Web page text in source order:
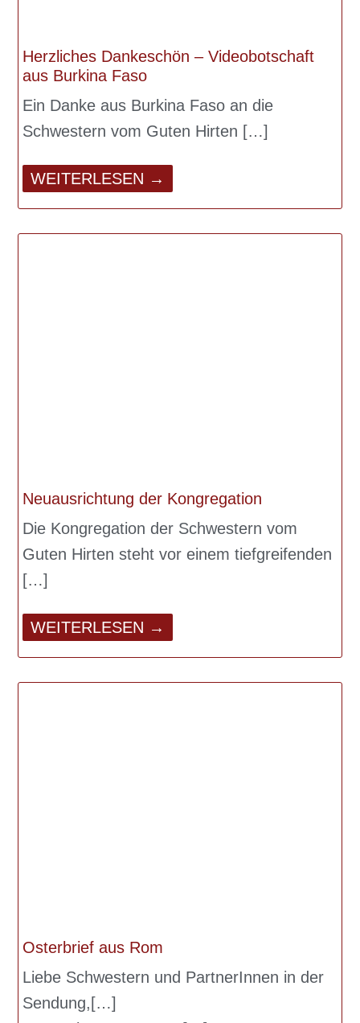
Herzliches Dankeschön – Videobotschaft
aus Burkina Faso
Ein Danke aus Burkina Faso an die
Schwestern vom Guten Hirten
WEITERLESEN →
Neuausrichtung der Kongregation
Die Kongregation der Schwestern vom
Guten Hirten steht vor einem tiefgreifenden
WEITERLESEN →
Osterbrief aus Rom
Liebe Schwestern und PartnerInnen in der
Sendung,